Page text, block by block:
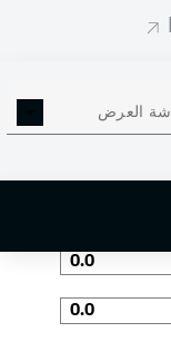
العرض
0 %
0.0
0.0